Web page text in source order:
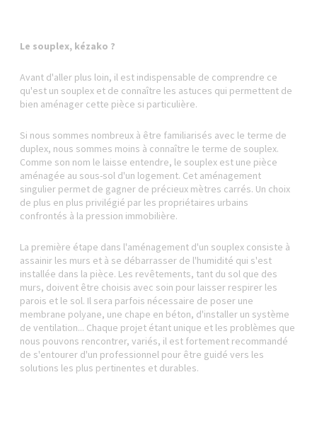
Le souplex, kézako ?
Avant d'aller plus loin, il est indispensable de comprendre ce
qu'est un souplex et de connaître les astuces qui permettent de
bien aménager cette pièce si particulière.
Si nous sommes nombreux à être familiarisés avec le terme de
duplex, nous sommes moins à connaître le terme de souplex.
Comme son nom le laisse entendre, le souplex est une pièce
aménagée au sous-sol d'un logement. Cet aménagement
singulier permet de gagner de précieux mètres carrés. Un choix
de plus en plus privilégié par les propriétaires urbains
confrontés à la pression immobilière.
La première étape dans l'aménagement d'un souplex consiste à
assainir les murs et à se débarrasser de l'humidité qui s'est
installée dans la pièce. Les revêtements, tant du sol que des
murs, doivent être choisis avec soin pour laisser respirer les
parois et le sol. Il sera parfois nécessaire de poser une
membrane polyane, une chape en béton, d'installer un système
de ventilation... Chaque projet étant unique et les problèmes que
nous pouvons rencontrer, variés, il est fortement recommandé
de s'entourer d'un professionnel pour être guidé vers les
solutions les plus pertinentes et durables.